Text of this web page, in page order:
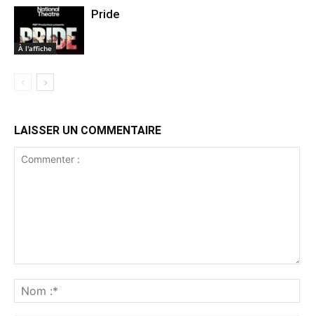
À l'affiche
Pride
LAISSER UN COMMENTAIRE